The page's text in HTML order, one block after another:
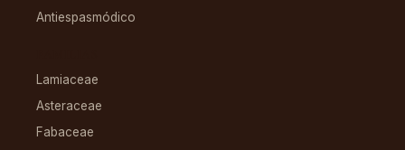
Antiespasmódico
Lamiaceae
Asteraceae
Fabaceae